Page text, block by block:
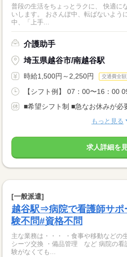
普段の生活をちょっとラクに、 快適に
いします。 おさんぽ中、転ばないように カラダを支える。 お絵描き
中、「上手...
介護助手
埼玉県越谷市/南越谷駅
時給1,500円～2,250円 交通費全
【シフト例】 07：00〜16：00
■希望シフト制 ■急なお休みが必
もっと見る
求人詳細を
[一般派遣]
越谷駅⇒病院で看護師サポ
験不問#資格不問
主な業務は・・・ ・食事や移動などの
シーツ交換 ・備品管理 など 病院の看護助手を新規募集＊ 資格や経
験がなくても...